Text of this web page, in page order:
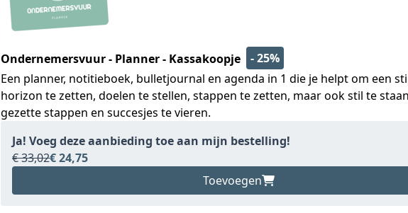
Ondernemersvuur - Planner - Kassakoopje
- 25%
Een planner, notitieboek, bulletjournal en agenda in 1 die je helpt om een
horizon te zetten, doelen te stellen, stappen te zetten, maar ook stil te
gezette stappen en succesjes te vieren.
Ja! Voeg deze aanbieding toe aan mijn bestelling!
€ 33,02€ 24,75
Toevoegen